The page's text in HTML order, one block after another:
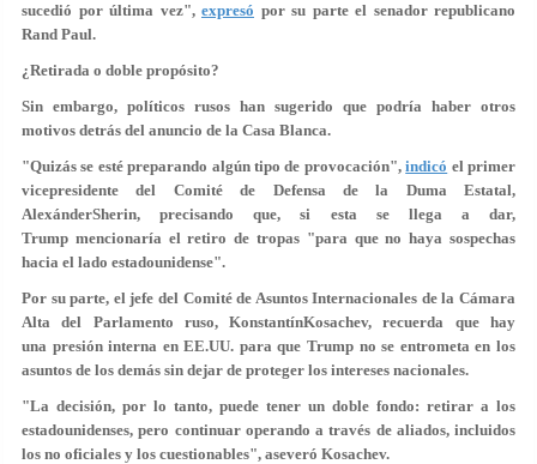
sucedió por última vez", expresó por su parte el senador republicano
Rand Paul.
¿Retirada o doble propósito?
Sin embargo, políticos rusos han sugerido que podría haber otros
motivos detrás del anuncio de la Casa Blanca.
"Quizás se esté preparando algún tipo de provocación",indicó el primer
vicepresidente del Comité de Defensa de la Duma Estatal,
AlexánderSherin, precisando que, si esta se llega a dar,
Trump mencionaría el retiro de tropas "para que no haya sospechas
hacia el lado estadounidense".
Por su parte, el jefe del Comité de Asuntos Internacionales de la Cámara
Alta del Parlamento ruso, KonstantínKosachev, recuerda que hay
una presión interna en EE.UU. para que Trump no se entrometa en los
asuntos de los demás sin dejar de proteger los intereses nacionales.
"La decisión, por lo tanto, puede tener un doble fondo: retirar a los
estadounidenses, pero continuar operando a través de aliados, incluidos
los no oficiales y los cuestionables", aseveró Kosachev.